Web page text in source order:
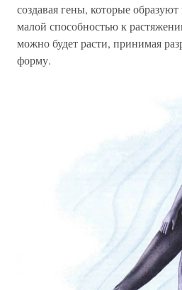
создавая гены, которые
малой способностью к
можно будет расти, принимая
форму.